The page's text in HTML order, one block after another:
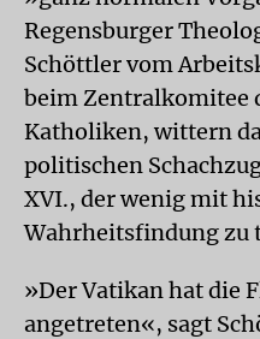
Regensburger
Schöttler vom
beim Zentralkomitee
Katholiken, wittern
politischen
XVI., der wenig mit
Wahrheitsfindung zu
»Der Vatikan hat die
angetreten«, sagt